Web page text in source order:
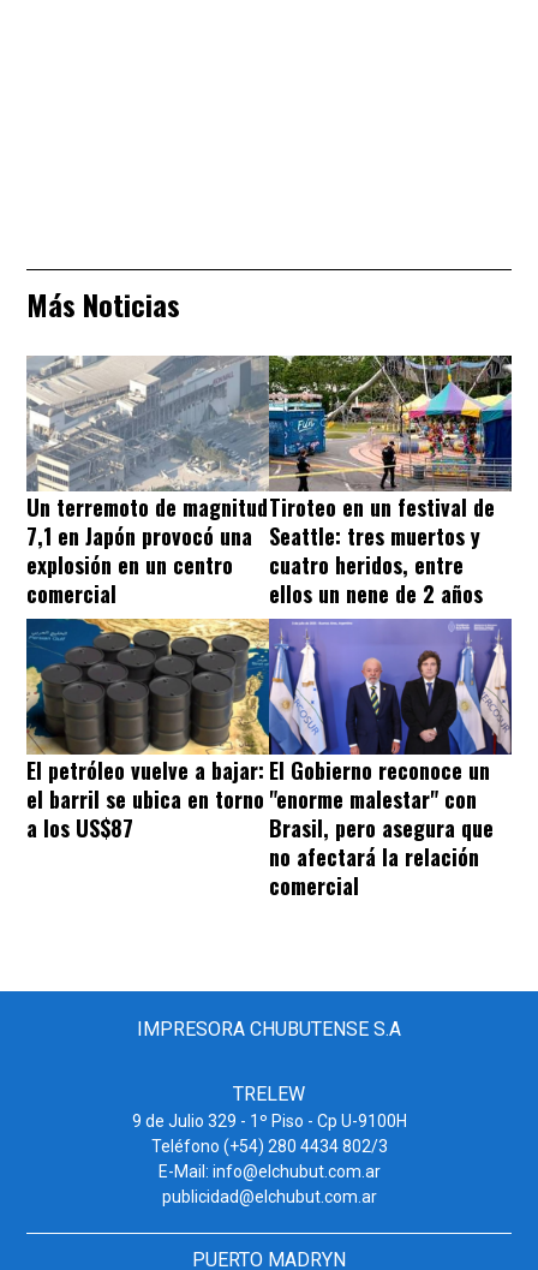
Más Noticias
Un terremoto de magnitud
7,1 en Japón provocó una
explosión en un centro
comercial
Tiroteo en un festival de
Seattle: tres muertos y
cuatro heridos, entre
ellos un nene de 2 años
El petróleo vuelve a bajar:
el barril se ubica en torno
a los US$87
El Gobierno reconoce un
"enorme malestar" con
Brasil, pero asegura que
no afectará la relación
comercial
IMPRESORA CHUBUTENSE S.A
TRELEW
9 de Julio 329 - 1º Piso - Cp U-9100H
Teléfono (+54) 280 4434 802/3
E-Mail: info@elchubut.com.ar
publicidad@elchubut.com.ar
PUERTO MADRYN